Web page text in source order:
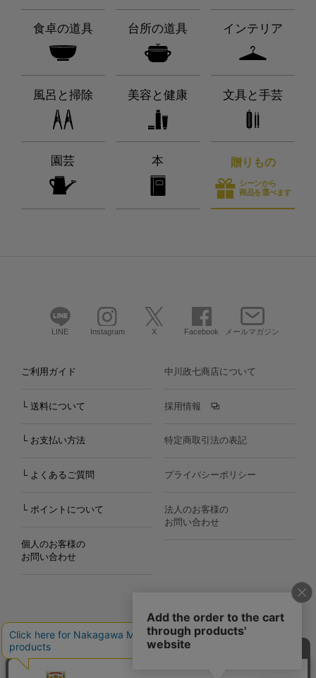
食卓の道具 台所の道具 インテリア
風呂と掃除 美容と健康 文具と手芸
園芸 本 贈りもの
シーンから
商品を選べます
LINE Instagram X Facebook メールマガジン
ご利用ガイド
└ 送料について
└ お支払い方法
└ よくあるご質問
└ ポイントについて
個人のお客様の
お問い合わせ
中川政七商店について
採用情報
特定商取引法の表記
プライバシーポリシー
法人のお客様の
お問い合わせ
Copyright©2000